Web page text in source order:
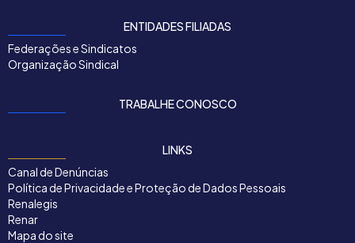
ENTIDADES FILIADAS
Federações e Sindicatos
Organização Sindical
TRABALHE CONOSCO
LINKS
Canal de Denúncias
Política de Privacidade e Proteção de Dados Pessoais
Renalegis
Renar
Mapa do site